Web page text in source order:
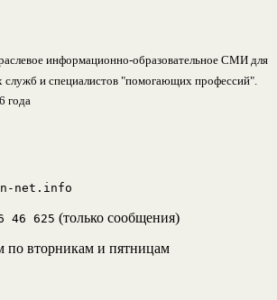
информационно-образовательное СМИ для
служб и специалистов "помогающих профессий".
года
net.info
46 625 (только сообщения)
по вторникам и пятницам